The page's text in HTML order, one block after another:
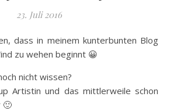
23. Juli 2016
zu wehen beginnt 😀
nicht wissen?
Artistin und das mittlerweile schon
🙂